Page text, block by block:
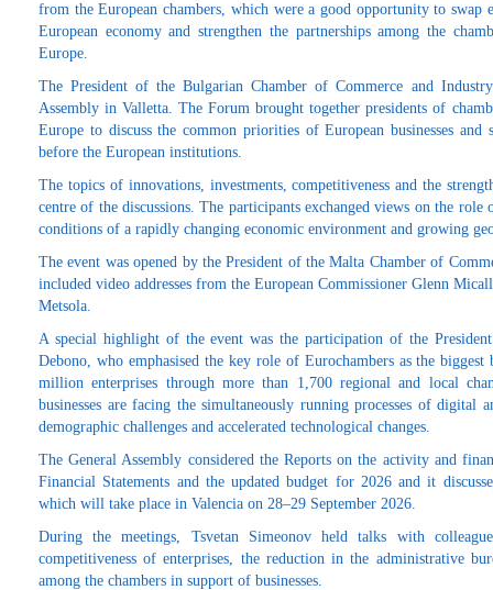
from the European chambers, which were a good opportunity to swap
European economy and strengthen the partnerships among the
Europe.
The President of the Bulgarian Chamber of Commerce and
Assembly in Valletta. The Forum brought together presidents of
Europe to discuss the common priorities of European businesses
before the European institutions.
The topics of innovations, investments, competitiveness and the
centre of the discussions. The participants exchanged views on the role
conditions of a rapidly changing economic environment and growing
The event was opened by the President of the Malta Chamber of
included video addresses from the European Commissioner Glenn
Metsola.
A special highlight of the event was the participation of the
Debono, who emphasised the key role of Eurochambers as the
million enterprises through more than 1,700 regional and local
businesses are facing the simultaneously running processes of digital
demographic challenges and accelerated technological changes.
The General Assembly considered the Reports on the activity and
Financial Statements and the updated budget for 2026 and it
which will take place in Valencia on 28–29 September 2026.
During the meetings, Tsvetan Simeonov held talks with
competitiveness of enterprises, the reduction in the administrative
among the chambers in support of businesses.